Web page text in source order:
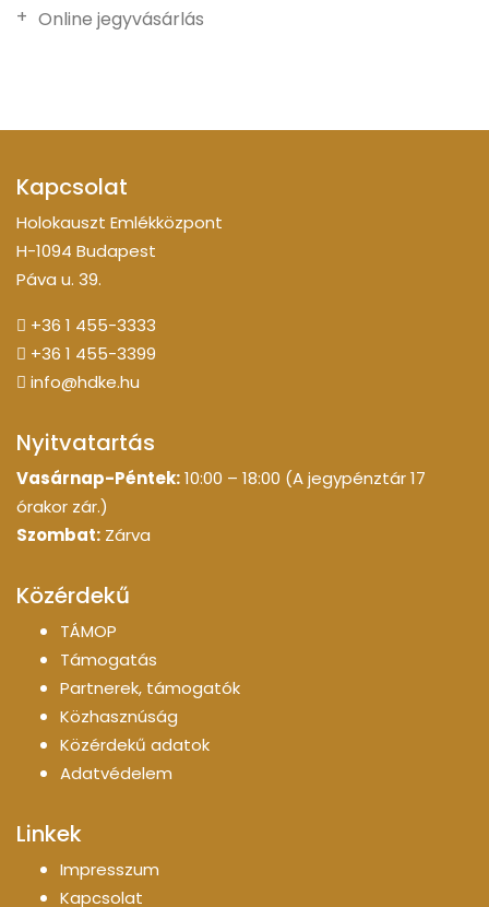
Online jegyvásárlás
Kapcsolat
Holokauszt Emlékközpont
H-1094 Budapest
Páva u. 39.
+36 1 455-3333
+36 1 455-3399
info@hdke.hu
Nyitvatartás
Vasárnap-Péntek:10:00 – 18:00 (A jegypénztár 17
órakor zár.)
Szombat: Zárva
Közérdekű
TÁMOP
Támogatás
Partnerek, támogatók
Közhasznúság
Közérdekű adatok
Adatvédelem
Linkek
Impresszum
Kapcsolat